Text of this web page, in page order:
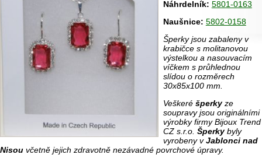
Náhrdelník: 5801-0163
Naušnice: 5802-0158
Šperky jsou zabaleny v
krabičce s molitanovou
výstelkou a nasouvacím
víčkem s průhlednou
slídou o rozměrech
30x85x100 mm.
Veškeréšperkyze
soupravy jsou originálními
výrobky firmyBijoux Trend
CZ s.r.o. Šperkybyly
vyrobeny vJablonci nad
Nisou včetně jejich zdravotně nezávadné povrchové úpravy.